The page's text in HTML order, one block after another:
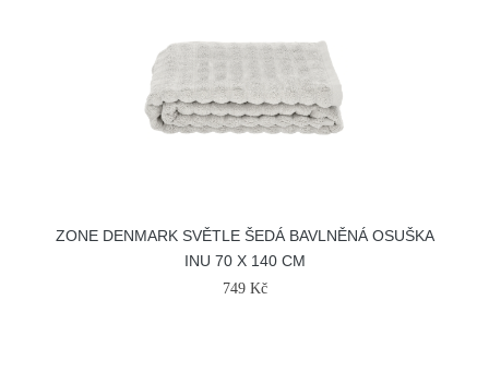
ZONE DENMARK SVĚTLE ŠEDÁ BAVLNĚNÁ OSUŠKA
INU 70 X 140 CM
749 Kč